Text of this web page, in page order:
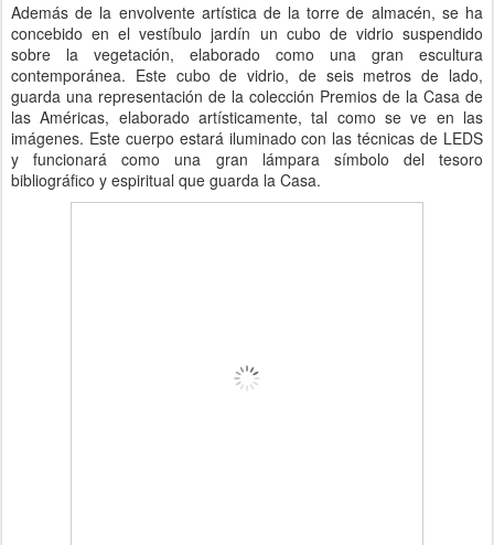
Además de la envolvente artística de la torre de almacén, se ha
concebido en el vestíbulo jardín un cubo de vidrio suspendido
sobre la vegetación, elaborado como una gran escultura
contemporánea. Este cubo de vidrio, de seis metros de lado,
guarda una representación de la colección Premios de la Casa de
las Américas, elaborado artísticamente, tal como se ve en las
imágenes. Este cuerpo estará iluminado con las técnicas de LEDS
y funcionará como una gran lámpara símbolo del tesoro
bibliográfico y espiritual que guarda la Casa.